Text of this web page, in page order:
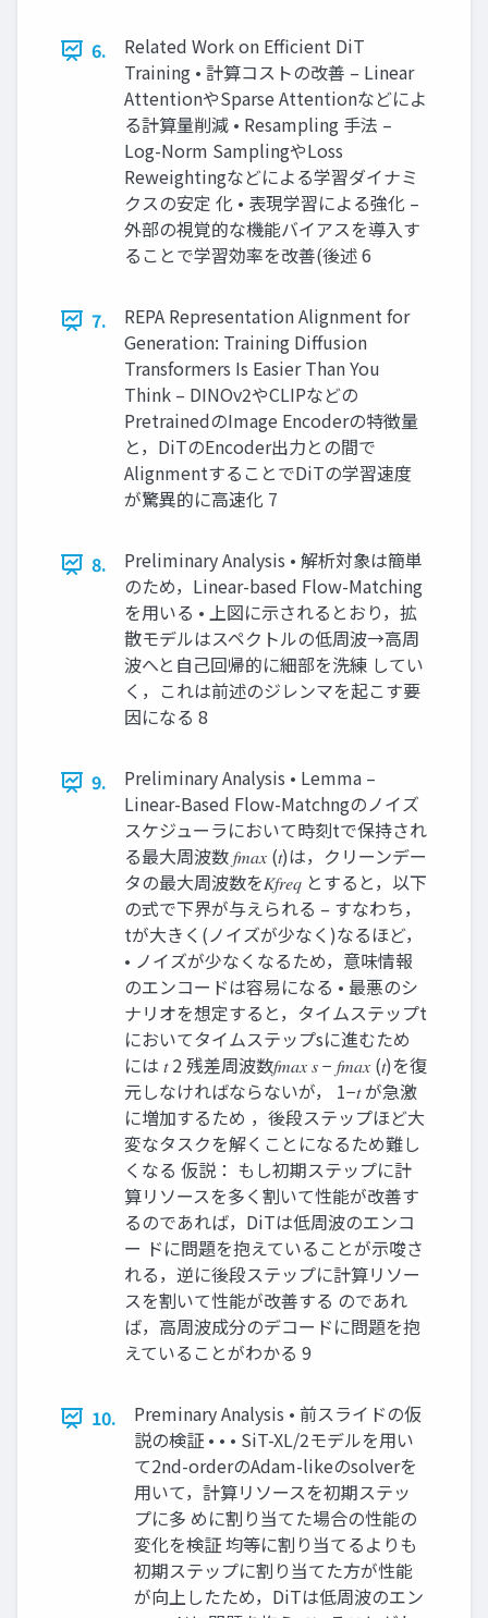
6.
Related Work on Efficient DiT
Training • 計算コストの改善 – Linear
AttentionやSparse Attentionなどによ
る計算量削減 • Resampling 手法 –
Log-Norm SamplingやLoss
Reweightingなどによる学習ダイナミ
クスの安定 化 • 表現学習による強化 –
外部の視覚的な機能バイアスを導入す
ることで学習効率を改善(後述 6
7.
REPA Representation Alignment for
Generation: Training Diffusion
Transformers Is Easier Than You
Think – DINOv2やCLIPなどの
PretrainedのImage Encoderの特徴量
と，DiTのEncoder出力との間で
AlignmentすることでDiTの学習速度
が驚異的に高速化 7
8.
Preliminary Analysis • 解析対象は簡単
のため，Linear-based Flow-Matching
を用いる • 上図に示されるとおり，拡
散モデルはスペクトルの低周波→高周
波へと自己回帰的に細部を洗練 してい
く，これは前述のジレンマを起こす要
因になる 8
9.
Preliminary Analysis • Lemma –
Linear-Based Flow-Matchngのノイズ
スケジューラにおいて時刻tで保持され
る最大周波数 𝑓𝑚𝑎𝑥 (𝑡)は，クリーンデー
タの最大周波数を𝐾𝑓𝑟𝑒𝑞 とすると，以下
の式で下界が与えられる – すなわち，
tが大きく(ノイズが少なく)なるほど，
• ノイズが少なくなるため，意味情報
のエンコードは容易になる • 最悪のシ
ナリオを想定すると，タイムステップt
においてタイムステップsに進むため
には 𝑡 2 残差周波数𝑓𝑚𝑎𝑥 𝑠 − 𝑓𝑚𝑎𝑥 (𝑡)を復
元しなければならないが， 1−𝑡 が急激
に増加するため ，後段ステップほど大
変なタスクを解くことになるため難し
くなる 仮説： もし初期ステップに計
算リソースを多く割いて性能が改善す
るのであれば，DiTは低周波のエンコ
ー ドに問題を抱えていることが示唆さ
れる，逆に後段ステップに計算リソー
スを割いて性能が改善する のであれ
ば，高周波成分のデコードに問題を抱
えていることがわかる 9
10.
Preminary Analysis • 前スライドの仮
説の検証 • • • SiT-XL/2モデルを用い
て2nd-orderのAdam-likeのsolverを
用いて，計算リソースを初期ステッ
プに多 めに割り当てた場合の性能の
変化を検証 均等に割り当てるよりも
初期ステップに割り当てた方が性能
が向上したため，DiTは低周波のエン